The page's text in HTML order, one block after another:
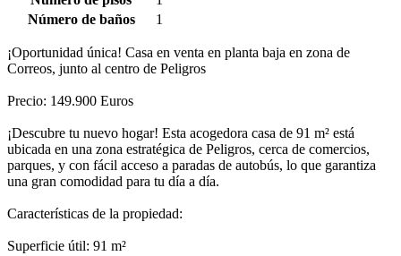
Número de baños
1
¡Oportunidad única! Casa en venta en planta baja en zona de
Correos, junto al centro de Peligros
Precio: 149.900 Euros
¡Descubre tu nuevo hogar! Esta acogedora casa de 91 m² está
ubicada en una zona estratégica de Peligros, cerca de comercios,
parques, y con fácil acceso a paradas de autobús, lo que garantiza
una gran comodidad para tu día a día.
Características de la propiedad:
Superficie útil: 91 m²